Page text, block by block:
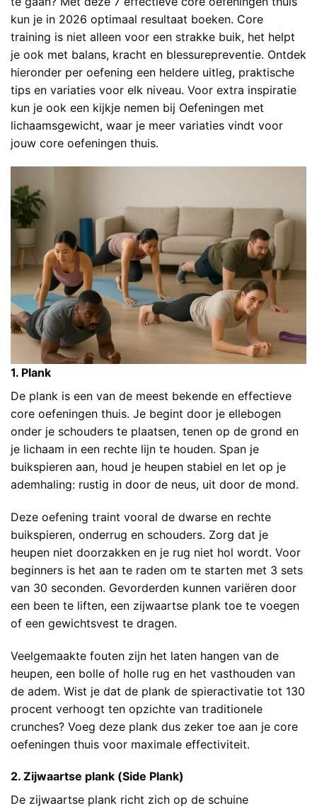
kun je in 2026 optimaal resultaat boeken. Core
training is niet alleen voor een strakke buik, het helpt
je ook met balans, kracht en blessurepreventie. Ontdek
hieronder per oefening een heldere uitleg, praktische
tips en variaties voor elk niveau. Voor extra inspiratie
kun je ook een kijkje nemen bij Oefeningen met
lichaamsgewicht, waar je meer variaties vindt voor
jouw core oefeningen thuis.
1. Plank
De plank is een van de meest bekende en effectieve
core oefeningen thuis. Je begint door je ellebogen
onder je schouders te plaatsen, tenen op de grond en
je lichaam in een rechte lijn te houden. Span je
buikspieren aan, houd je heupen stabiel en let op je
ademhaling: rustig in door de neus, uit door de mond.
Deze oefening traint vooral de dwarse en rechte
buikspieren, onderrug en schouders. Zorg dat je
heupen niet doorzakken en je rug niet hol wordt. Voor
beginners is het aan te raden om te starten met 3 sets
van 30 seconden. Gevorderden kunnen variëren door
een been te liften, een zijwaartse plank toe te voegen
of een gewichtsvest te dragen.
Veelgemaakte fouten zijn het laten hangen van de
heupen, een bolle of holle rug en het vasthouden van
de adem. Wist je dat de plank de spieractivatie tot 130
procent verhoogt ten opzichte van traditionele
crunches? Voeg deze plank dus zeker toe aan je core
oefeningen thuis voor maximale effectiviteit.
2. Zijwaartse plank (Side Plank)
De zijwaartse plank richt zich op de schuine